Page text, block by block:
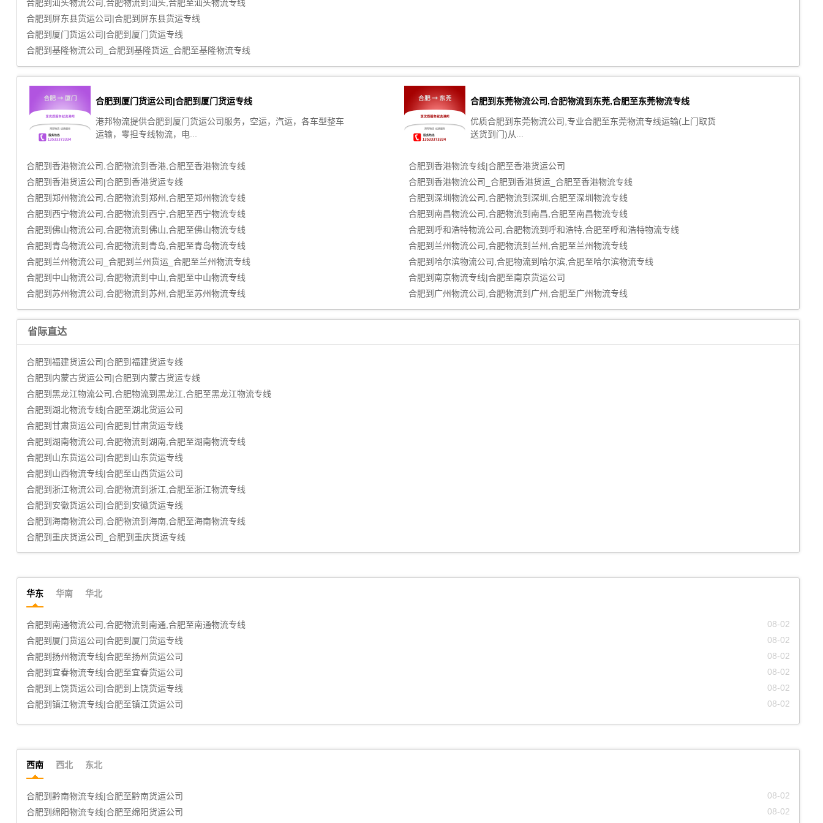
合肥到汕头物流公司,合肥物流到汕头,合肥至汕头物流专线
合肥到屏东县货运公司|合肥到屏东县货运专线
合肥到厦门货运公司|合肥到厦门货运专线
合肥到基隆物流公司_合肥到基隆货运_合肥至基隆物流专线
合肥到厦门货运公司|合肥到厦门货运专线
港邦物流提供合肥到厦门货运公司服务，空运，汽运，各车型整车
运输，零担专线物流，电...
合肥到东莞物流公司,合肥物流到东莞,合肥至东莞物流专线
优质合肥到东莞物流公司,专业合肥至东莞物流专线运输(上门取货
送货到门)从...
合肥到香港物流公司,合肥物流到香港,合肥至香港物流专线
合肥到香港物流专线|合肥至香港货运公司
合肥到香港货运公司|合肥到香港货运专线
合肥到香港物流公司_合肥到香港货运_合肥至香港物流专线
合肥到郑州物流公司,合肥物流到郑州,合肥至郑州物流专线
合肥到深圳物流公司,合肥物流到深圳,合肥至深圳物流专线
合肥到西宁物流公司,合肥物流到西宁,合肥至西宁物流专线
合肥到南昌物流公司,合肥物流到南昌,合肥至南昌物流专线
合肥到佛山物流公司,合肥物流到佛山,合肥至佛山物流专线
合肥到呼和浩特物流公司,合肥物流到呼和浩特,合肥至呼和浩特物流专线
合肥到青岛物流公司,合肥物流到青岛,合肥至青岛物流专线
合肥到兰州物流公司,合肥物流到兰州,合肥至兰州物流专线
合肥到兰州物流公司_合肥到兰州货运_合肥至兰州物流专线
合肥到哈尔滨物流公司,合肥物流到哈尔滨,合肥至哈尔滨物流专线
合肥到中山物流公司,合肥物流到中山,合肥至中山物流专线
合肥到南京物流专线|合肥至南京货运公司
合肥到苏州物流公司,合肥物流到苏州,合肥至苏州物流专线
合肥到广州物流公司,合肥物流到广州,合肥至广州物流专线
省际直达
合肥到福建货运公司|合肥到福建货运专线
合肥到内蒙古货运公司|合肥到内蒙古货运专线
合肥到黑龙江物流公司,合肥物流到黑龙江,合肥至黑龙江物流专线
合肥到湖北物流专线|合肥至湖北货运公司
合肥到甘肃货运公司|合肥到甘肃货运专线
合肥到湖南物流公司,合肥物流到湖南,合肥至湖南物流专线
合肥到山东货运公司|合肥到山东货运专线
合肥到山西物流专线|合肥至山西货运公司
合肥到浙江物流公司,合肥物流到浙江,合肥至浙江物流专线
合肥到安徽货运公司|合肥到安徽货运专线
合肥到海南物流公司,合肥物流到海南,合肥至海南物流专线
合肥到重庆货运公司_合肥到重庆货运专线
华东 华南 华北
08-02
合肥到宿州物流专线|合肥至宿州货运公司
08-02
合肥到扬州货运公司|合肥到扬州货运专线
08-02
合肥到菏泽货运公司|合肥到菏泽货运专线
08-02
合肥到威海物流专线|合肥至威海货运公司
08-02
合肥到铜陵物流公司,合肥物流到铜陵,合肥至铜陵物流专线
08-02
合肥到盐城物流公司,合肥物流到盐城,合肥至盐城物流专线
西南 西北 东北
08-02
合肥到楚雄货运公司|合肥到楚雄货运专线
08-02
合肥到那曲货运公司|合肥到那曲货运专线